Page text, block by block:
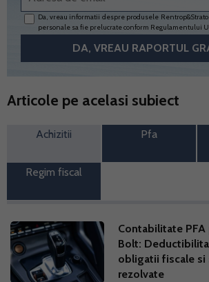
Da, vreau informatii despre produsele
personale sa fie prelucrate conform Regulamentului
Articole pe acelasi subiect
Achizitii Pfa
Regim fiscal
Contabilitate
Bolt:
obligatii fiscale si
rezolvate